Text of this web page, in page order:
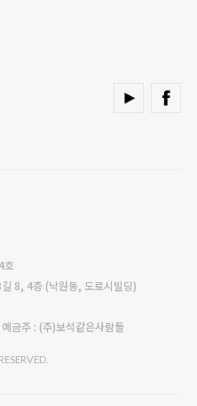
호
8, 4층 (낙원동, 도로시빌딩)
금주 : (주)보석같은사람들